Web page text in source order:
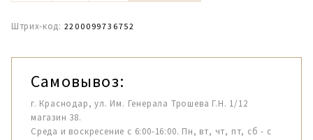
Штрих-код: 2200099736752
Самовывоз:
г. Краснодар, ул. Им. Генерала Трошева Г.Н. 1/12
магазин 38.
Среда и воскресение с 6:00-16:00. Пн, вт, чт, пт, сб - с